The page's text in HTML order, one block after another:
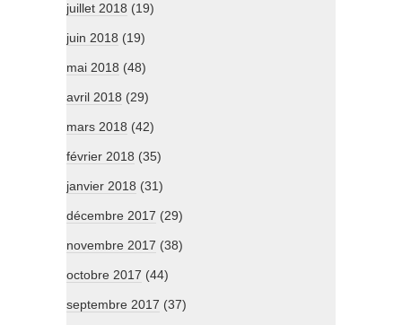
juillet 2018 (19)
juin 2018 (19)
mai 2018 (48)
avril 2018 (29)
mars 2018 (42)
février 2018 (35)
janvier 2018 (31)
décembre 2017 (29)
novembre 2017 (38)
octobre 2017 (44)
septembre 2017 (37)